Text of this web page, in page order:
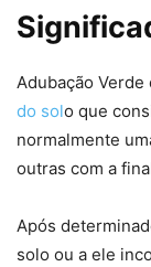
Adubação Verde
do solo que
normalmente
outras com a
Após
solo ou a ele